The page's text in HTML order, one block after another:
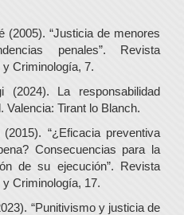
(2005). “Justicia de menores
penales”. Revista
Criminología, 7.
(2024). La responsabilidad
Valencia: Tirant lo Blanch.
“¿Eficacia preventiva
Consecuencias para la
de su ejecución”. Revista
Criminología, 17.
“Punitivismo y justicia de